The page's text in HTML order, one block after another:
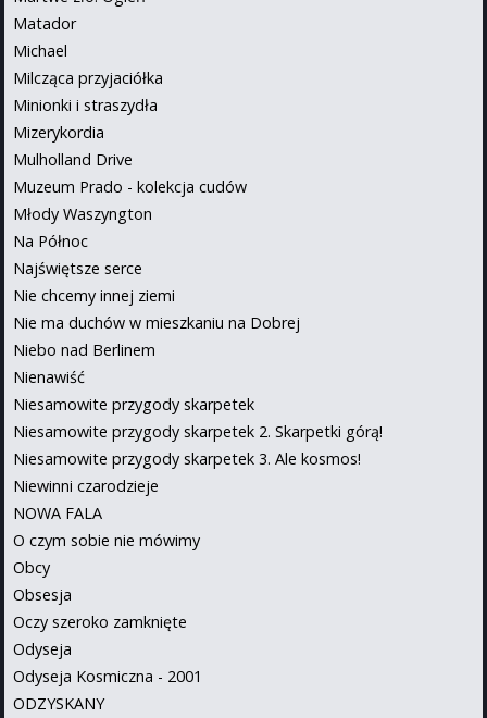
Matador
Michael
Milcząca przyjaciółka
Minionki i straszydła
Mizerykordia
Mulholland Drive
Muzeum Prado - kolekcja cudów
Młody Waszyngton
Na Północ
Najświętsze serce
Nie chcemy innej ziemi
Nie ma duchów w mieszkaniu na Dobrej
Niebo nad Berlinem
Nienawiść
Niesamowite przygody skarpetek
Niesamowite przygody skarpetek 2. Skarpetki górą!
Niesamowite przygody skarpetek 3. Ale kosmos!
Niewinni czarodzieje
NOWA FALA
O czym sobie nie mówimy
Obcy
Obsesja
Oczy szeroko zamknięte
Odyseja
Odyseja Kosmiczna - 2001
ODZYSKANY